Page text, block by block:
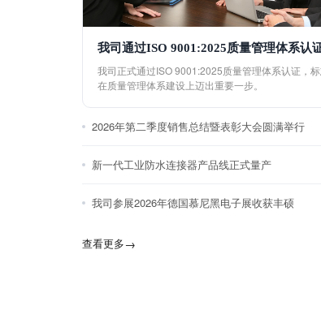
我司通过ISO 9001:2025质量管理体系认
我司正式通过ISO 9001:2025质量管理体系认证，
在质量管理体系建设上迈出重要一步。
2026年第二季度销售总结暨表彰大会圆满举行
新一代工业防水连接器产品线正式量产
我司参展2026年德国慕尼黑电子展收获丰硕
查看更多→